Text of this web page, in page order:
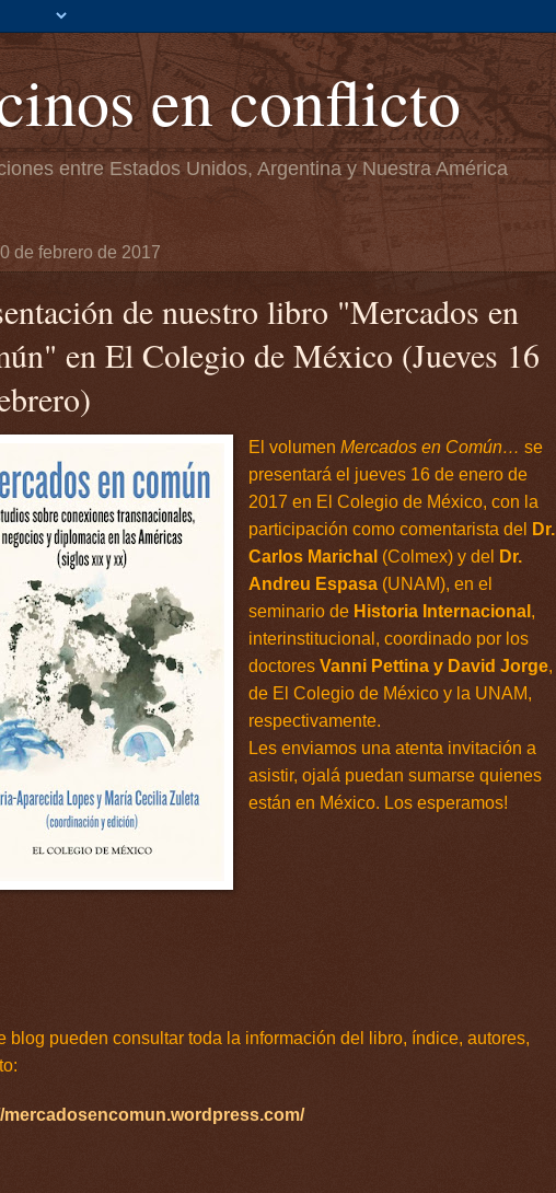
en conflicto
entre Estados Unidos, Argentina y Nuestra América
de febrero de 2017
de nuestro libro "Mercados en
en El Colegio de México (Jueves 16
El volumen Mercados en Común… se
presentará el jueves 16 de enero de
2017 en El Colegio de México, con la
participación como comentarista del
Dr.
Carlos Marichal (Colmex) y del
Dr.
Andreu Espasa(UNAM), en el
seminario de Historia Internacional ,
interinstitucional, coordinado por los
doctores Vanni Pettina y David Jorge,
de El Colegio de México y la UNAM,
respectivamente.
Les enviamos una atenta invitación a
asistir, ojalá puedan sumarse quienes
están en México. Los esperamos!
blog pueden consultar toda la información del libro, índice, autores,
mercadosencomun.wordpress.com/